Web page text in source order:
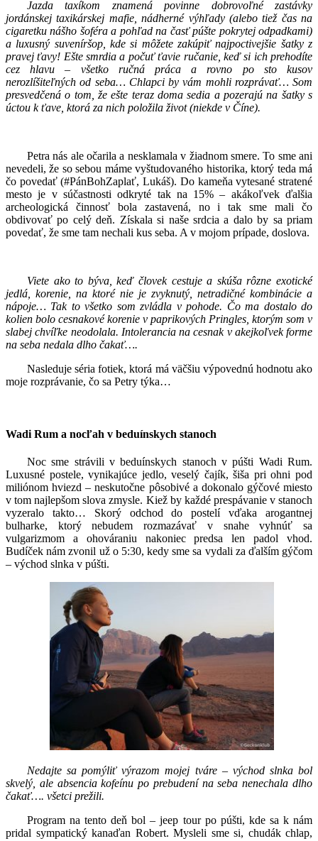
Jazda taxíkom znamená povinne dobrovoľné zastávky
jordánskej taxikárskej mafie, nádherné výhľady (alebo tiež čas na
cigaretku nášho šoféra a pohľad na časť púšte pokrytej odpadkami)
a luxusný suveníršop, kde si môžete zakúpiť najpoctivejšie šatky z
pravej ťavy! Ešte smrdia a počuť ťavie ručanie, keď si ich prehodíte
cez hlavu – všetko ručná práca a rovno po sto kusov
nerozlíšiteľných od seba… Chlapci by vám mohli rozprávať… Som
presvedčená o tom, že ešte teraz doma sedia a pozerajú na šatky s
úctou k ťave, ktorá za nich položila život (niekde v Číne).
Petra nás ale očarila a nesklamala v žiadnom smere. To sme ani
nevedeli, že so sebou máme vyštudovaného historika, ktorý teda má
čo povedať (#PánBohZaplať, Lukáš). Do kameňa vytesané stratené
mesto je v súčastnosti odkryté tak na 15% – akákoľvek ďalšia
archeologická činnosť bola zastavená, no i tak sme mali čo
obdivovať po celý deň. Získala si naše srdcia a dalo by sa priam
povedať, že sme tam nechali kus seba. A v mojom prípade, doslova.
Viete ako to býva, keď človek cestuje a skúša rôzne exotické
jedlá, korenie, na ktoré nie je zvyknutý, netradičné kombinácie a
nápoje… Tak to všetko som zvládla v pohode. Čo ma dostalo do
kolien bolo cesnakové korenie v paprikových Pringles, ktorým som v
slabej chvíľke neodolala. Intolerancia na cesnak v akejkoľvek forme
na seba nedala dlho čakať….
Nasleduje séria fotiek, ktorá má väčšiu výpovednú hodnotu ako
moje rozprávanie, čo sa Petry týka…
Wadi Rum a nocľah v beduínskych stanoch
Noc sme strávili v beduínskych stanoch v púšti Wadi Rum.
Luxusné postele, vynikajúce jedlo, veselý čajík, šiša pri ohni pod
miliónom hviezd – neskutočne pôsobivé a dokonalo gýčové miesto
v tom najlepšom slova zmysle. Kiež by každé prespávanie v stanoch
vyzeralo takto… Skorý odchod do postelí vďaka arogantnej
bulharke, ktorý nebudem rozmazávať v snahe vyhnúť sa
vulgarizmom a ohováraniu nakoniec predsa len padol vhod.
Budíček nám zvonil už o 5:30, kedy sme sa vydali za ďalším gýčom
– východ slnka v púšti.
Nedajte sa pomýliť výrazom mojej tváre – východ slnka bol
skvelý, ale absencia kofeínu po prebudení na seba nenechala dlho
čakať…. všetci prežili.
Program na tento deň bol – jeep tour po púšti, kde sa k nám
pridal sympatický kanaďan Robert. Mysleli sme si, chudák chlap,